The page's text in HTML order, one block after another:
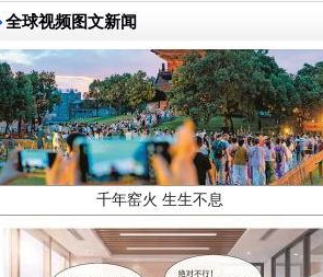
全球视频图文新闻
千年窑火 生生不息